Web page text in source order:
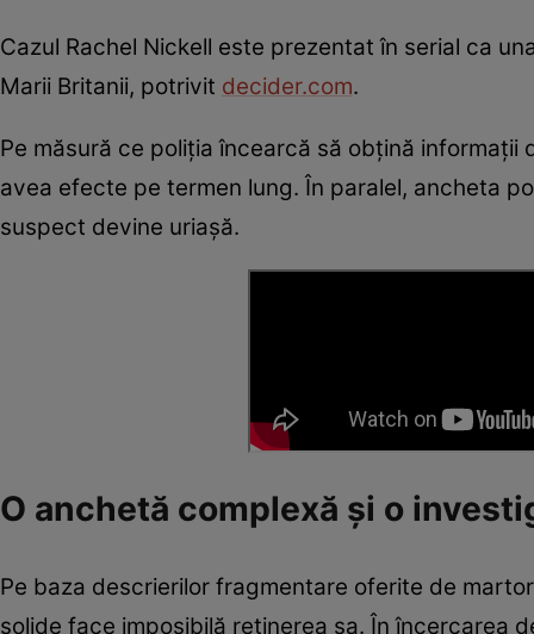
Cazul Rachel Nickell este prezentat în serial ca
Marii Britanii, potrivit decider.com.
Pe măsură ce poliția încearcă să obțină
avea efecte pe termen lung. În paralel, ancheta
suspect devine uriașă.
O anchetă complexă și o
Pe baza descrierilor fragmentare oferite de
solide face imposibilă reținerea sa. În încercarea